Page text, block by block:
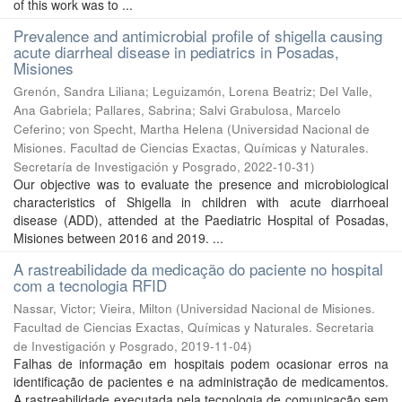
of this work was to ...
Prevalence and antimicrobial profile of shigella causing
acute diarrheal disease in pediatrics in Posadas,
Misiones
Grenón, Sandra Liliana; Leguizamón, Lorena Beatriz; Del Valle,
Ana Gabriela; Pallares, Sabrina; Salvi Grabulosa, Marcelo
Ceferino; von Specht, Martha Helena (Universidad Nacional de
Misiones. Facultad de Ciencias Exactas, Químicas y Naturales.
Secretaría de Investigación y Posgrado, 2022-10-31)
Our objective was to evaluate the presence and microbiological
characteristics of Shigella in children with acute diarrhoeal
disease (ADD), attended at the Paediatric Hospital of Posadas,
Misiones between 2016 and 2019. ...
A rastreabilidade da medicação do paciente no hospital
com a tecnologia RFID
Nassar, Victor; Vieira, Milton (Universidad Nacional de Misiones.
Facultad de Ciencias Exactas, Químicas y Naturales. Secretaria
de Investigación y Posgrado, 2019-11-04)
Falhas de informação em hospitais podem ocasionar erros na
identificação de pacientes e na administração de medicamentos.